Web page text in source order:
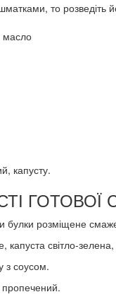
то розведіть
масло
капусту.
ГОТОВОЇ
булки розміщене
капуста світло-
з соусом.
пропечений.